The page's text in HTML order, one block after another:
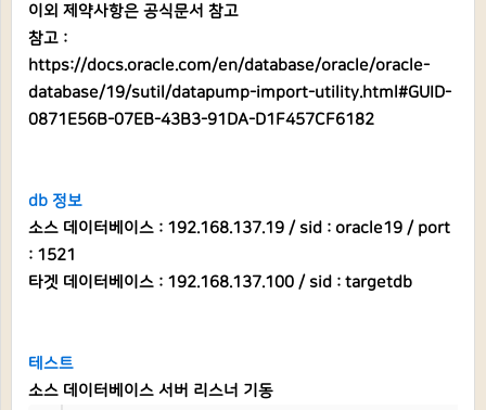
이외 제약사항은 공식문서 참고
참고 :
https://docs.oracle.com/en/database/oracle/oracle-
database/19/sutil/datapump-import-utility.html#GUID-
0871E56B-07EB-43B3-91DA-D1F457CF6182
db 정보
소스 데이터베이스 : 192.168.137.19 / sid : oracle19 / port
: 1521
타겟 데이터베이스 : 192.168.137.100 / sid : targetdb
테스트
소스 데이터베이스 서버 리스너 기동